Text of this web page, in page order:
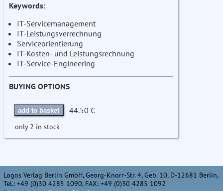
Keywords:
IT-Servicemanagement
IT-Leistungsverrechnung
Serviceorientierung
IT-Kosten- und Leistungsrechnung
IT-Service-Engineering
BUYING OPTIONS
add to basket 44.50 €
only 2 in stock
Logos Verlag Berlin GmbH, Georg-Knorr-Str. 4, Geb. 10, D-12681 Berlin,
Tel.: +49 (0)30 4285 1090, FAX: +49 (0)30 4285 1092